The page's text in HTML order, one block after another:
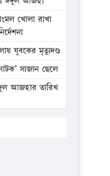
খোলা রাখা
যুবকের মৃত্যুদণ্ড
সাজান ছেলে
আজহার তারিখ